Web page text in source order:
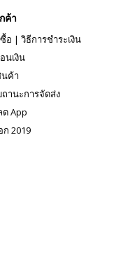
ค้า
อ | วิธีการชำระเงิน
นเงิน
ค้า
านะการจัดส่ง
App
2019